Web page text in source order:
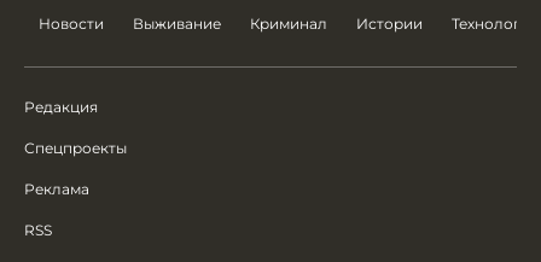
Новости Выживание Криминал Истории Технологии
Редакция
Спецпроекты
Реклама
RSS